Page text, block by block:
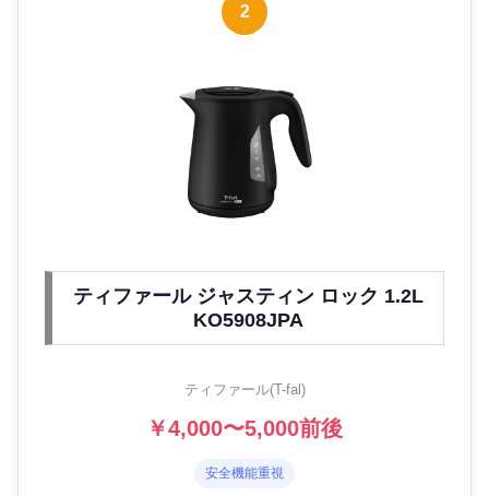
2
ティファール ジャスティン ロック 1.2L
KO5908JPA
ティファール(T-fal)
￥4,000〜5,000前後
安全機能重視